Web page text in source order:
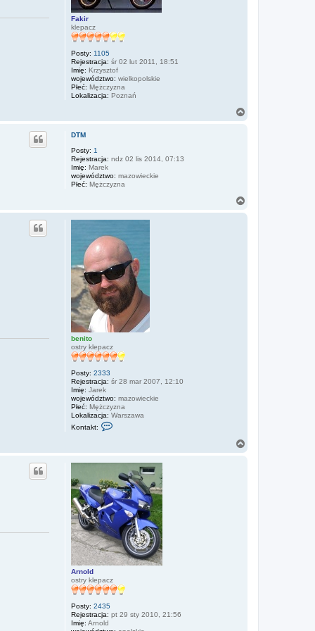
ę
r
n
l
d
Fakir
klepacz
Posty: 1105
Rejestracja: śr 02 lut 2011, 18:51
Imię: Krzysztof
województwo: wielkopolskie
Płeć: Mężczyzna
Lokalizacja: Poznań
DTM
Posty: 1
Rejestracja: ndz 02 lis 2014, 07:13
Imię: Marek
województwo: mazowieckie
Płeć: Mężczyzna
benito
ostry klepacz
Posty: 2333
Rejestracja: śr 28 mar 2007, 12:10
Imię: Jarek
województwo: mazowieckie
Płeć: Mężczyzna
Lokalizacja: Warszawa
Kontakt:
k
t
u
j
s
i
z
b
e
n
i
o
Arnold
ostry klepacz
Posty: 2435
Rejestracja: pt 29 sty 2010, 21:56
Imię: Arnold